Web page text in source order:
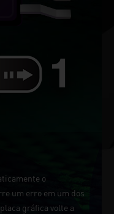
o
um erro em um dos
gráfica volte a